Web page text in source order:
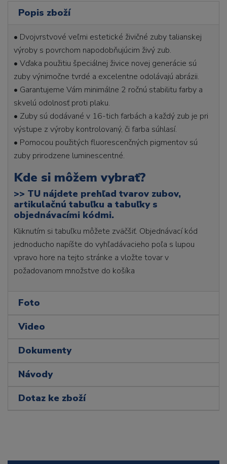
Popis zboží
• Dvojvrstvové veľmi estetické živičné zuby talianskej
výroby s povrchom napodobňujúcim živý zub.
• Vďaka použitiu špeciálnej živice novej generácie sú
zuby výnimočne tvrdé a excelentne odolávajú abrázii.
• Garantujeme Vám minimálne 2 ročnú stabilitu farby a
skvelú odolnosť proti plaku.
• Zuby sú dodávané v 16-tich farbách a každý zub je pri
výstupe z výroby kontrolovaný, či farba súhlasí.
• Pomocou použitých fluorescenčných pigmentov sú
zuby prirodzene luminescentné.
Kde si môžem vybrať?
>> TU nájdete prehľad tvarov zubov,
artikulačnú tabuľku a tabuľky s
objednávacími kódmi.
Kliknutím si tabuľku môžete zväčšiť. Objednávací kód
jednoducho napíšte do vyhľadávacieho poľa s lupou
vpravo hore na tejto stránke a vložte tovar v
požadovanom množstve do košíka
Foto
Video
Dokumenty
Návody
Dotaz ke zboží